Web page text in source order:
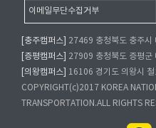
이메일무단수집거부
[충주캠퍼스]
27469 충청북도 충주
[증평캠퍼스]
27909 충청북도 증평
[의왕캠퍼스]
16106 경기도 의왕시
COPYRIGHT(c)2017 KOREA
TRANSPORTATION.ALL RIGHTS